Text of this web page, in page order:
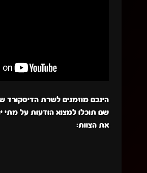
הינכם מוזמנים לשרת הדיסקורד
שם תוכלו למצוא הודעות על מתי
את הצוות: